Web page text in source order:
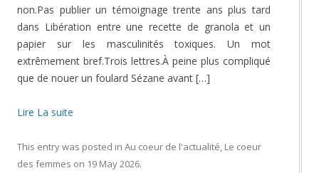
non.Pas publier un témoignage trente ans plus tard
dans Libération entre une recette de granola et un
papier sur les masculinités toxiques. Un mot
extrêmement bref.Trois lettres.À peine plus compliqué
que de nouer un foulard Sézane avant […]
Lire La suite
This entry was posted in Au coeur de l'actualité, Le coeur
des femmes on 19 May 2026.